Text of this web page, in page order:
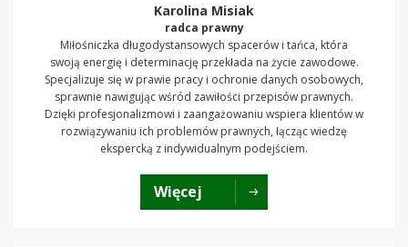
Karolina Misiak
radca prawny
Miłośniczka długodystansowych spacerów i tańca, która
swoją energię i determinację przekłada na życie zawodowe.
Specjalizuje się w prawie pracy i ochronie danych osobowych,
sprawnie nawigując wśród zawiłości przepisów prawnych.
Dzięki profesjonalizmowi i zaangażowaniu wspiera klientów w
rozwiązywaniu ich problemów prawnych, łącząc wiedzę
ekspercką z indywidualnym podejściem.
Więcej